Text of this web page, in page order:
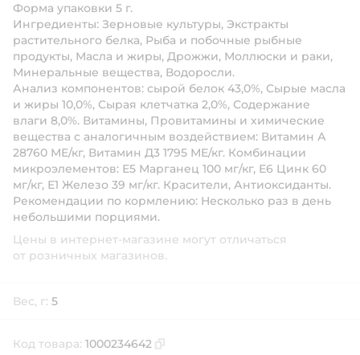
Форма упаковки 5 г.
Ингредиенты: Зерновые культуры, Экстракты
растительного белка, Рыба и побочные рыбные
продукты, Масла и жиры, Дрожжи, Моллюски и раки,
Минеральные вещества, Водоросли.
Анализ компонентов: сырой белок 43,0%, Сырые масла
и жиры 10,0%, Сырая клетчатка 2,0%, Содержание
влаги 8,0%. Витамины, Провитамины и химические
вещества с аналогичным воздействием: Витамин А
28760 МЕ/кг, Витамин Д3 1795 МЕ/кг. Комбинации
микроэлементов: Е5 Марганец 100 мг/кг, Е6 Цинк 60
мг/кг, Е1 Железо 39 мг/кг. Красители, Антиоксиданты.
Рекомендации по кормлению: Несколько раз в день
небольшими порциями.
Цены в интернет-магазине могут отличаться
от розничных магазинов.
Вес, г: 5
Код товара: 1000234642